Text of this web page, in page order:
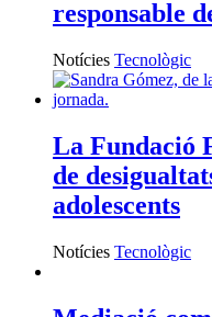
responsable
Notícies Tecnològic
La Fundació
de
adolescents
Notícies Tecnològic